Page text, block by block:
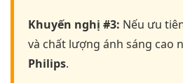
Khuyến nghị #3: Nếu ưu
và chất lượng ánh sáng cao
Philips.